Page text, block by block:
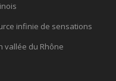
infinie de sensations
vallée du Rhône